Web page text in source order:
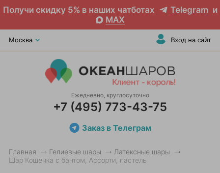
Получи скидку 5% в наших чатботах Telegram и
MAX
Москва Вход на сайт
Ежедневно, круглосуточно
+7 (495) 773-43-75
Заказ в Телеграм
Главная Гелиевые шары
Латексные шары
Шар Кошечка с бантом, Ассорти, пастель